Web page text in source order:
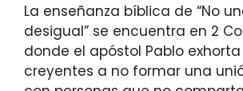
La enseñanza bíblica de “No
desigual” se encuentra en 2
donde el apóstol Pablo
creyentes a no formar una